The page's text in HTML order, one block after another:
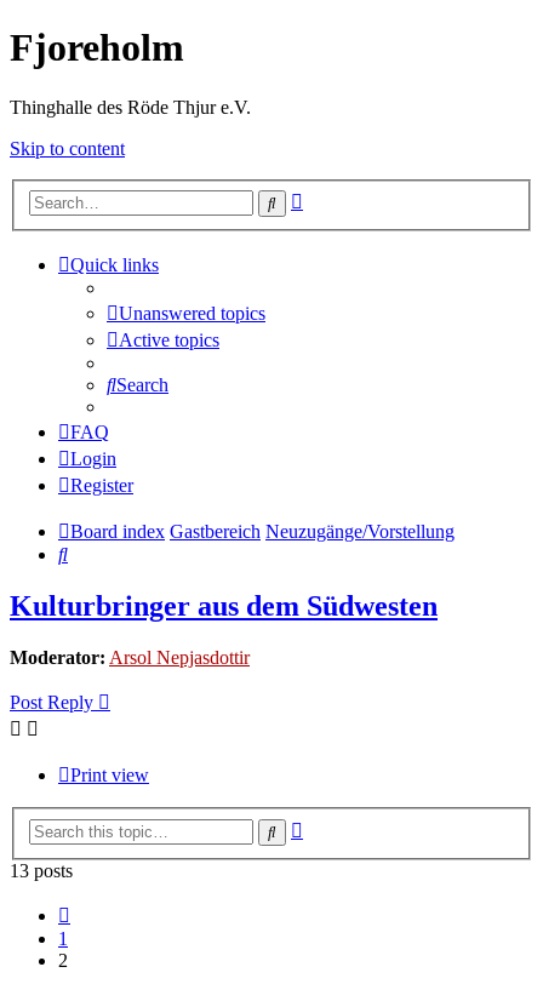
Fjoreholm
Thinghalle des Röde Thjur e.V.
Skip to content
Search
Quick links
Unanswered topics
Active topics
Search
FAQ
Login
Register
Board index Gastbereich Neuzugänge/Vorstellung
Search
Kulturbringer aus dem Südwesten
Moderator: Arsol Nepjasdottir
Post Reply
Print view
Search
13 posts
1
2